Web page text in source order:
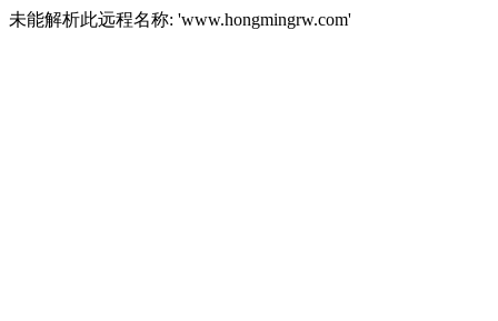
未能解析此远程名称: 'www.hongmingrw.com'